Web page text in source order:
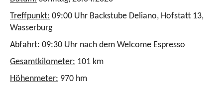
Treffpunkt: 09:00 Uhr Backstube Deliano, Hofstatt 13,
Wasserburg
Abfahrt: 09:30 Uhr nach dem Welcome Espresso
Gesamtkilometer: 101 km
Höhenmeter: 970 hm